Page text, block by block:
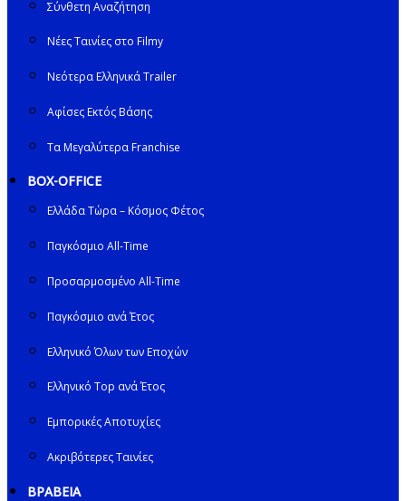
Σύνθετη Αναζήτηση
Νέες Ταινίες στο Filmy
Νεότερα Ελληνικά Trailer
Αφίσες Εκτός Βάσης
Τα Μεγαλύτερα Franchise
BOX-OFFICE
Ελλάδα Τώρα – Κόσμος Φέτος
Παγκόσμιο All-Time
Προσαρμοσμένο All-Time
Παγκόσμιο ανά Έτος
Ελληνικό Όλων των Εποχών
Ελληνικό Top ανά Έτος
Εμπορικές Αποτυχίες
Ακριβότερες Ταινίες
ΒΡΑΒΕΙΑ